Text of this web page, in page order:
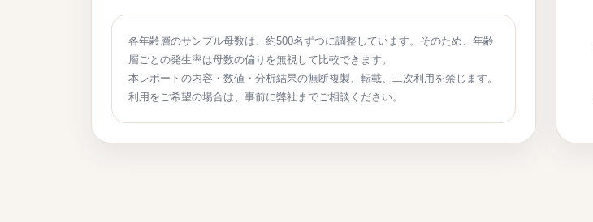
各年齢層のサンプル母数は、約500名ずつに調整しています。そのため、年齢
層ごとの発生率は母数の偏りを無視して比較できます。
本レポートの内容・数値・分析結果の無断複製、転載、二次利用を禁じます。
利用をご希望の場合は、事前に弊社までご相談ください。